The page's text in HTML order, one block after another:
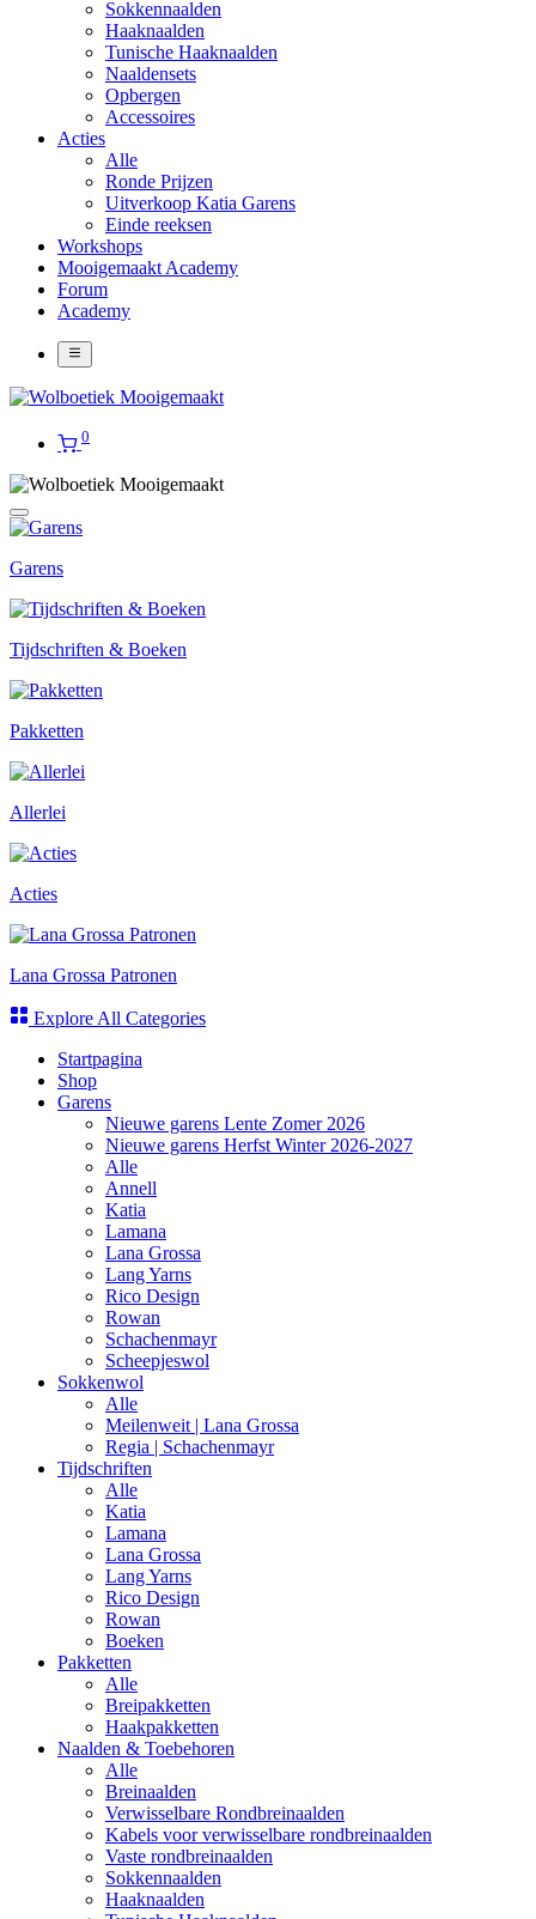
Sokkennaalden
Haaknaalden
Tunische Haaknaalden
Naaldensets
Opbergen
Accessoires
Acties
Alle
Ronde Prijzen
Uitverkoop Katia Garens
Einde reeksen
Workshops
Mooigemaakt Academy
Forum
Academy
0
Garens
Tijdschriften & Boeken
Pakketten
Allerlei
Acties
Lana Grossa Patronen
Explore All Categories
Startpagina
Shop
Garens
Nieuwe garens Lente Zomer 2026
Nieuwe garens Herfst Winter 2026-2027
Alle
Annell
Katia
Lamana
Lana Grossa
Lang Yarns
Rico Design
Rowan
Schachenmayr
Scheepjeswol
Sokkenwol
Alle
Meilenweit | Lana Grossa
Regia | Schachenmayr
Tijdschriften
Alle
Katia
Lamana
Lana Grossa
Lang Yarns
Rico Design
Rowan
Boeken
Pakketten
Alle
Breipakketten
Haakpakketten
Naalden & Toebehoren
Alle
Breinaalden
Verwisselbare Rondbreinaalden
Kabels voor verwisselbare rondbreinaalden
Vaste rondbreinaalden
Sokkennaalden
Haaknaalden